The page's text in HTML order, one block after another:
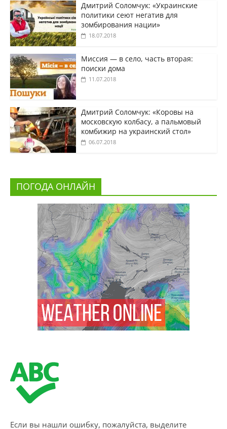
Дмитрий Соломчук: «Украинские
политики сеют негатив для
зомбирования нации»
18.07.2018
Миссия — в село, часть вторая:
поиски дома
11.07.2018
Дмитрий Соломчук: «Коровы на
московскую колбасу, а пальмовый
комбижир на украинский стол»
06.07.2018
ПОГОДА ОНЛАЙН
Если вы нашли ошибку, пожалуйста, выделите